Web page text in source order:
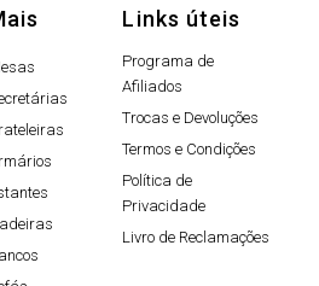
Links úteis
Programa de
Afiliados
Trocas e Devoluções
Termos e Condições
Política de
Privacidade
Livro de Reclamações